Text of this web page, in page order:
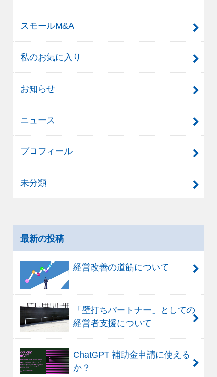
スモールM&A
私のお気に入り
お知らせ
ニュース
プロフィール
未分類
最新の投稿
経営改善の道筋について
「壁打ちパートナー」としての
経営者支援について
ChatGPT 補助金申請に使える
か？